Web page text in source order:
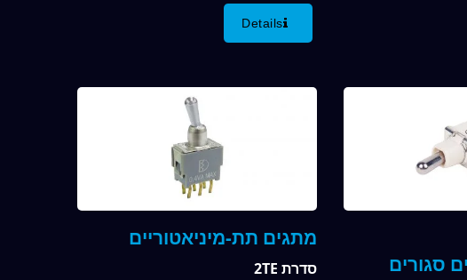
לפעולה, גימור וסיומת, ודירוג מגע...
Details
סגורים
מתגים תת-מיניאטוריים
סדרת 2TE